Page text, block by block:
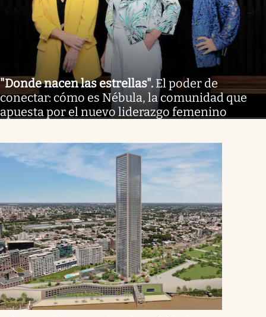
"Donde nacen las estrellas". El poder de
conectar: cómo es Nébula, la comunidad que
apuesta por el nuevo liderazgo femenino